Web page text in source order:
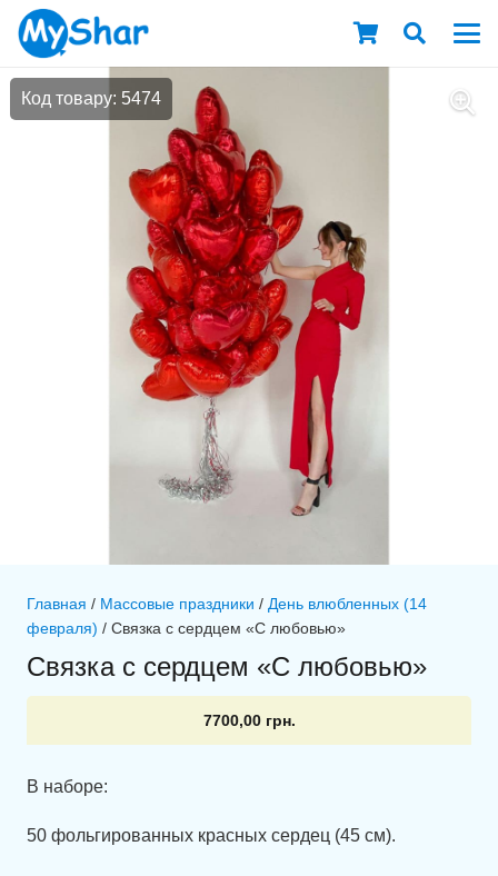
Код товару: 5474
Главная / Массовые праздники / День влюбленных (14
февраля) / Связка с сердцем «С любовью»
Связка с сердцем «С любовью»
7700,00 грн.
В наборе:
50 фольгированных красных сердец (45 см).